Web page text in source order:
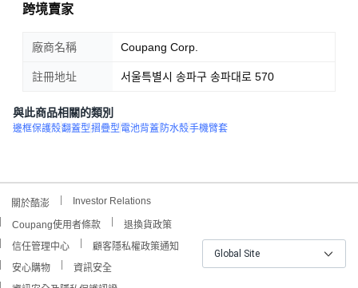
跨境賣家
廠商名稱 Coupang Corp.
註冊地址 서울특별시 송파구 송파대로 570
與此商品相關的類別
邊框保護殼翻蓋型摺疊型 電池背蓋 防水殼手機臂套
關於酷澎 Investor Relations
Coupang使用者條款
退換貨政策
信任管理中心
顧客隱私權政策通知
安心購物
資訊安全
Global Site